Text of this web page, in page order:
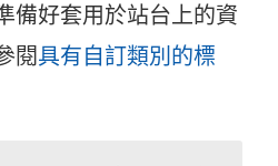
備好套用於站台上的資
閱具有自訂類別的標